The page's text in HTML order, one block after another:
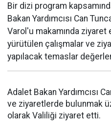
Bir dizi program
Bakan Yardımcısı Can
Varol'u makamında
yürütülen çalışmalar ve
yapılacak temaslar
Adalet Bakan Yardımcısı
ve ziyaretlerde bulunmak
olarak Valiliği ziyaret etti.